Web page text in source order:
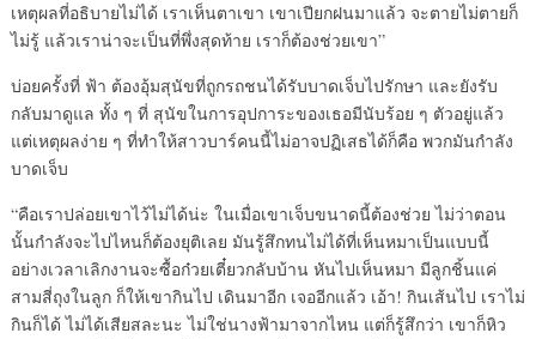
เหตุผลที่อธิบายไม่ได้ เราเห็นตาเขา เขาเปียกฝนมาแล้ว จะตายไม่ตายก็
ไม่รู้ แล้วเราน่าจะเป็นที่พึ่งสุดท้าย เราก็ต้องช่วยเขา”
บ่อยครั้งที่ ฟ้า ต้องอุ้มสุนัขที่ถูกรถชนได้รับบาดเจ็บไปรักษา และยังรับ
กลับมาดูแล ทั้ง ๆ ที่ สุนัขในการอุปการะของเธอมีนับร้อย ๆ ตัวอยู่แล้ว
แต่เหตุผลง่าย ๆ ที่ทำให้สาวบาร์คนนี้ไม่อาจปฏิเสธได้ก็คือ พวกมันกำลัง
บาดเจ็บ
“คือเราปล่อยเขาไว้ไม่ได้น่ะ ในเมื่อเขาเจ็บขนาดนี้ต้องช่วย ไม่ว่าตอน
นั้นกำลังจะไปไหนก็ต้องยุติเลย มันรู้สึกทนไม่ได้ที่เห็นหมาเป็นแบบนี้
อย่างเวลาเลิกงานจะซื้อก๋วยเตี๋ยวกลับบ้าน หันไปเห็นหมา มีลูกชิ้นแค่
สามสี่ถุงในลูก ก็ให้เขากินไป เดินมาอีก เจออีกแล้ว เอ้า! กินเส้นไป เราไม่
กินก็ได้ ไม่ได้เสียสละนะ ไม่ใช่นางฟ้ามาจากไหน แต่ก็รู้สึกว่า เขาก็หิว